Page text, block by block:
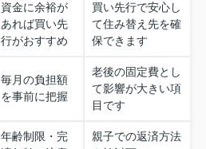
資金に余裕が
あれば買い先
行がおすすめ
買い先行で安心し
て住み替え先を確
保できます
毎月の負担額
を事前に把握
老後の固定費とし
て影響が大きい項
目です
年齢制限・完
親子での返済方法